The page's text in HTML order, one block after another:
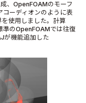
、 OpenFOAMのモーフ
ーディオンのように表
を使用しました。計算
準のOpenFOAMでは往復
が機能追加した